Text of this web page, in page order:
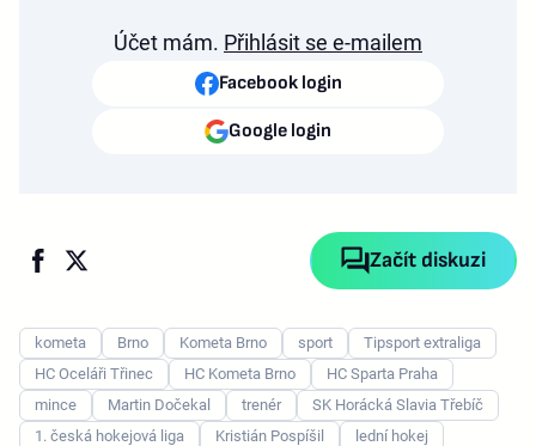
Účet mám. Přihlásit se e-mailem
Facebook login
Google login
Začít diskuzi
kometa Brno Kometa Brno sport
Tipsport extraliga
HC Oceláři Třinec
HC Kometa Brno
HC Sparta Praha
mince
Martin Dočekal trenér
SK Horácká Slavia Třebíč
1. česká hokejová liga
Kristián Pospíšil lední hokej